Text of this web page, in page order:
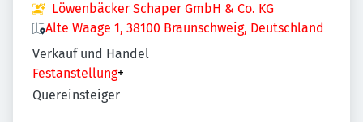
Löwenbäcker Schaper GmbH & Co. KG
Alte Waage 1, 38100 Braunschweig, Deutschland
Verkauf und Handel
Festanstellung+
Quereinsteiger